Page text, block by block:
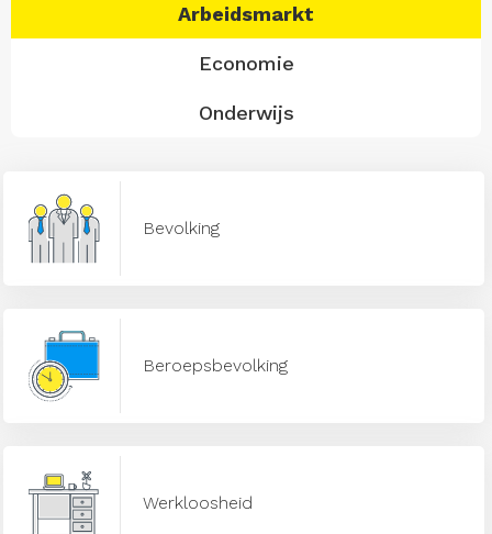
Arbeidsmarkt
Economie
Onderwijs
Bevolking
Beroepsbevolking
Werkloosheid